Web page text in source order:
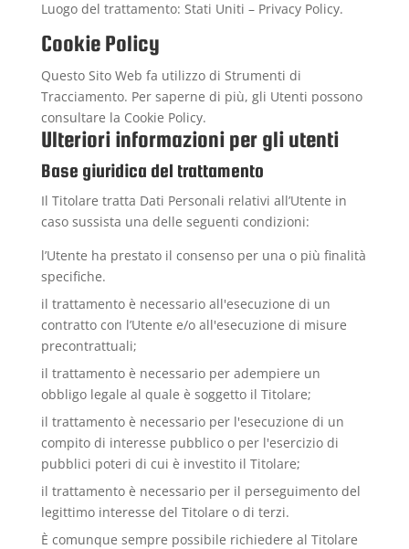
Luogo del trattamento: Stati Uniti – Privacy Policy.
Cookie Policy
Questo Sito Web fa utilizzo di Strumenti di
Tracciamento. Per saperne di più, gli Utenti possono
consultare la Cookie Policy.
Ulteriori informazioni per gli utenti
Base giuridica del trattamento
Il Titolare tratta Dati Personali relativi all’Utente in
caso sussista una delle seguenti condizioni:
l’Utente ha prestato il consenso per una o più finalità
specifiche.
il trattamento è necessario all'esecuzione di un
contratto con l’Utente e/o all'esecuzione di misure
precontrattuali;
il trattamento è necessario per adempiere un
obbligo legale al quale è soggetto il Titolare;
il trattamento è necessario per l'esecuzione di un
compito di interesse pubblico o per l'esercizio di
pubblici poteri di cui è investito il Titolare;
il trattamento è necessario per il perseguimento del
legittimo interesse del Titolare o di terzi.
È comunque sempre possibile richiedere al Titolare